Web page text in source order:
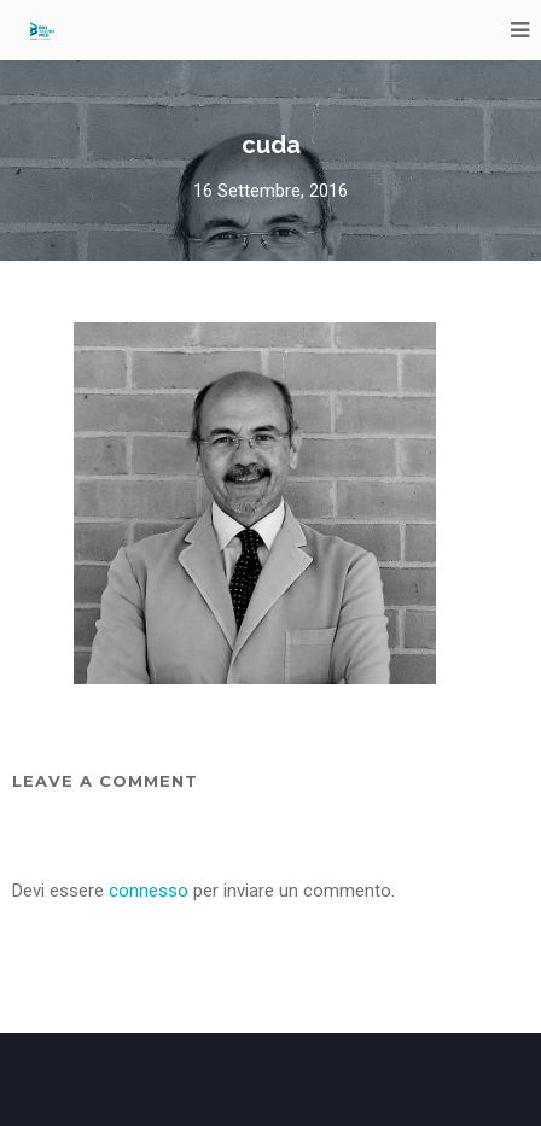
cuda
16 Settembre, 2016
LEAVE A COMMENT
Devi essere connesso per inviare un commento.